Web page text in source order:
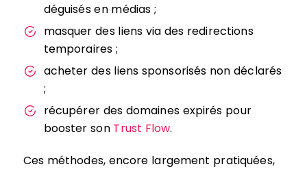
déguisés en médias ;
masquer des liens via des redirections
temporaires ;
acheter des liens sponsorisés non déclarés
;
récupérer des domaines expirés pour
booster son Trust Flow.
Ces méthodes, encore largement pratiquées,